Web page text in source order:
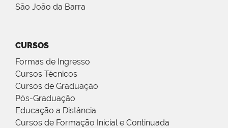
São João da Barra
CURSOS
Formas de Ingresso
Cursos Técnicos
Cursos de Graduação
Pós-Graduação
Educação a Distância
Cursos de Formação Inicial e Continuada